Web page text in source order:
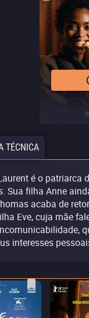
TÉCNICA
é o patriarca
Sua filha Anne
acaba de
Eve, cuja mãe
interesses